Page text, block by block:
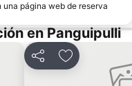
página web de reserva
en Panguipulli
CompartirAgregar a